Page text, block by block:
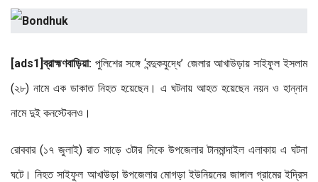
[ads1]ব্রাহ্মণবাড়িয়া:পুলিশের সঙ্গে ‘বন্দুকযুদ্ধে’ জেলার আখাউড়ায় সাইফুল ইসলাম
(২৮) নামে এক ডাকাত নিহত হয়েছেন। এ ঘটনায় আহত হয়েছেন নয়ন ও হান্নান
নামে দুই কনস্টেবলও।
রোববার (১৭ জুলাই) রাত সাড়ে ৩টার দিকে উপজেলার টানমান্দাইল এলাকায় এ ঘটনা
ঘটে। নিহত সাইফুল আখাউড়া উপজেলার মোগড়া ইউনিয়নের জাঙ্গাল গ্রামের ইদ্রিস